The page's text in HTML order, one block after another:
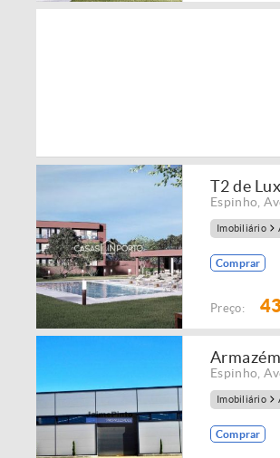
T2 de
Espinho ,
Imobiliário
Comprar
Preço:
Espinho ,
Imobiliário
Comprar